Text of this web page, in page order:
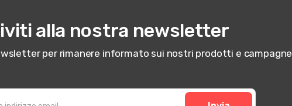
alla nostra newsletter
per rimanere informato sui nostri prodotti e campagne